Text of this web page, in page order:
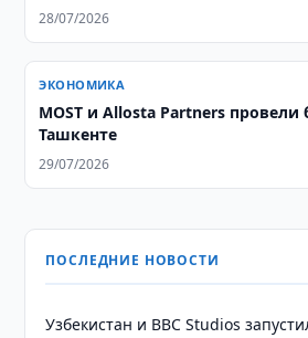
28/07/2026
ЭКОНОМИКА
MOST и Allosta Partners провели
Ташкенте
29/07/2026
ПОСЛЕДНИЕ НОВОСТИ
Узбекистан и BBC Studios